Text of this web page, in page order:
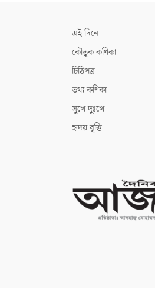
এই দিনে
কৌতুক কণিকা
চিঠিপত্র
তথ্য কণিকা
সুখে দুঃখে
হৃদয় বৃত্তি